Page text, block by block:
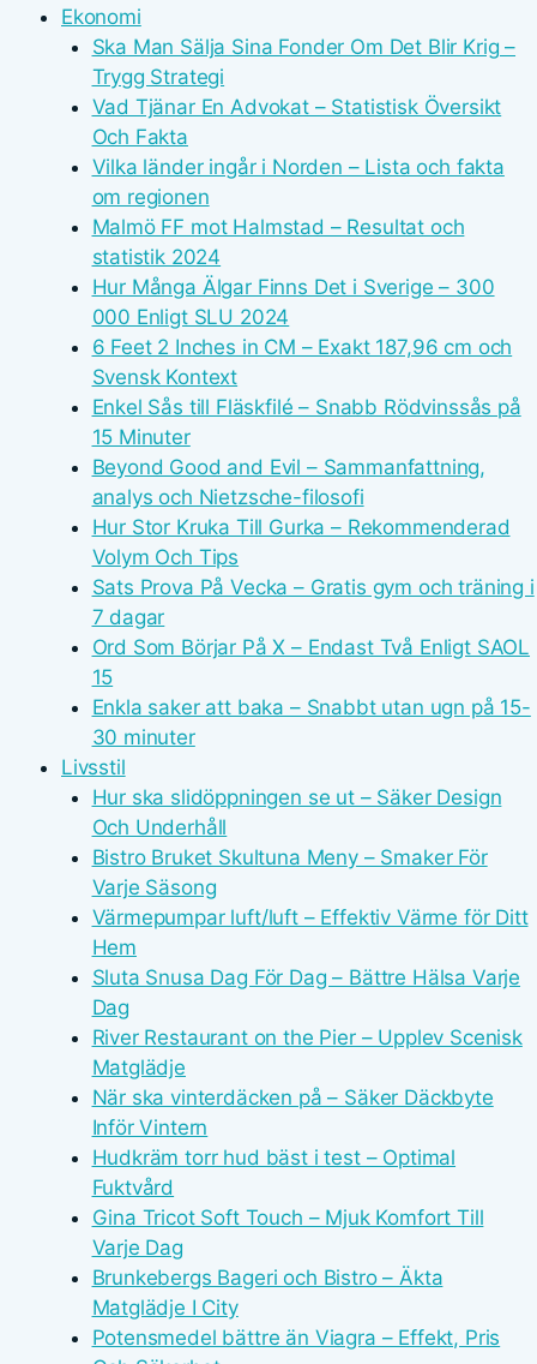
Ekonomi
Ska Man Sälja Sina Fonder Om Det Blir Krig –
Trygg Strategi
Vad Tjänar En Advokat – Statistisk Översikt
Och Fakta
Vilka länder ingår i Norden – Lista och fakta
om regionen
Malmö FF mot Halmstad – Resultat och
statistik 2024
Hur Många Älgar Finns Det i Sverige – 300
000 Enligt SLU 2024
6 Feet 2 Inches in CM – Exakt 187,96 cm och
Svensk Kontext
Enkel Sås till Fläskfilé – Snabb Rödvinssås på
15 Minuter
Beyond Good and Evil – Sammanfattning,
analys och Nietzsche-filosofi
Hur Stor Kruka Till Gurka – Rekommenderad
Volym Och Tips
Sats Prova På Vecka – Gratis gym och träning i
7 dagar
Ord Som Börjar På X – Endast Två Enligt SAOL
15
Enkla saker att baka – Snabbt utan ugn på 15-
30 minuter
Livsstil
Hur ska slidöppningen se ut – Säker Design
Och Underhåll
Bistro Bruket Skultuna Meny – Smaker För
Varje Säsong
Värmepumpar luft/luft – Effektiv Värme för Ditt
Hem
Sluta Snusa Dag För Dag – Bättre Hälsa Varje
Dag
River Restaurant on the Pier – Upplev Scenisk
Matglädje
När ska vinterdäcken på – Säker Däckbyte
Inför Vintern
Hudkräm torr hud bäst i test – Optimal
Fuktvård
Gina Tricot Soft Touch – Mjuk Komfort Till
Varje Dag
Brunkebergs Bageri och Bistro – Äkta
Matglädje I City
Potensmedel bättre än Viagra – Effekt, Pris